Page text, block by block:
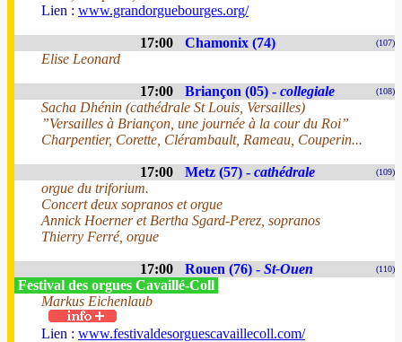
Lien : www.grandorguebourges.org/
17:00 Chamonix (74) (107)
Elise Leonard
17:00 Briançon (05) - collegiale (108)
Sacha Dhénin (cathédrale St Louis, Versailles)
”Versailles à Briançon, une journée à la cour du Roi”
Charpentier, Corette, Clérambault, Rameau, Couperin...
17:00 Metz (57) - cathédrale (109)
orgue du triforium.
Concert deux sopranos et orgue
Annick Hoerner et Bertha Sgard-Perez, sopranos
Thierry Ferré, orgue
17:00 Rouen (76) - St-Ouen (110)
Festival des orgues Cavaillé-Coll
Markus Eichenlaub
Lien : www.festivaldesorguescavaillecoll.com/